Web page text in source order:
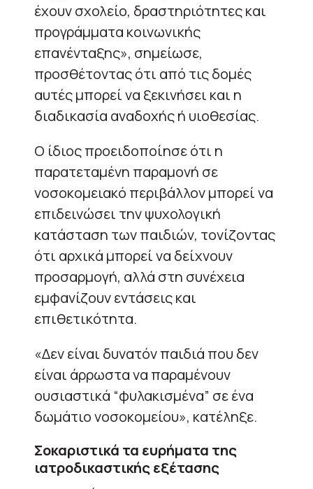
έχουν σχολείο, δραστηριότητες και
προγράμματα κοινωνικής
επανένταξης», σημείωσε,
προσθέτοντας ότι από τις δομές
αυτές μπορεί να ξεκινήσει και η
διαδικασία αναδοχής ή υιοθεσίας.
Ο ίδιος προειδοποίησε ότι η
παρατεταμένη παραμονή σε
νοσοκομειακό περιβάλλον μπορεί να
επιδεινώσει την ψυχολογική
κατάσταση των παιδιών, τονίζοντας
ότι αρχικά μπορεί να δείχνουν
προσαρμογή, αλλά στη συνέχεια
εμφανίζουν εντάσεις και
επιθετικότητα.
«Δεν είναι δυνατόν παιδιά που δεν
είναι άρρωστα να παραμένουν
ουσιαστικά “φυλακισμένα” σε ένα
δωμάτιο νοσοκομείου», κατέληξε.
Σοκαριστικά τα ευρήματα της
ιατροδικαστικής εξέτασης